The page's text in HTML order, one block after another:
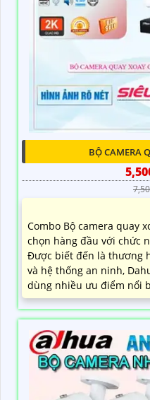
BỘ CAMERA
Combo Bộ camera quay
chọn hàng đầu với chức
Được biết đến là thương
và hệ thống an ninh,
dùng nhiều ưu điểm nổi